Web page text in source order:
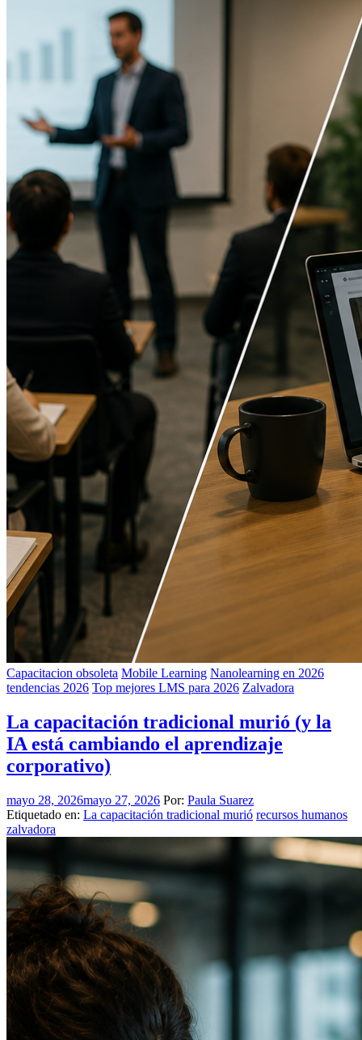
Capacitacion obsoleta Mobile Learning Nanolearning en 2026
tendencias 2026 Top mejores LMS para 2026 Zalvadora
La capacitación tradicional murió (y la
IA está cambiando el aprendizaje
corporativo)
mayo 28, 2026mayo 27, 2026 Por: Paula Suarez
Etiquetado en: La capacitación tradicional murió recursos humanos
zalvadora